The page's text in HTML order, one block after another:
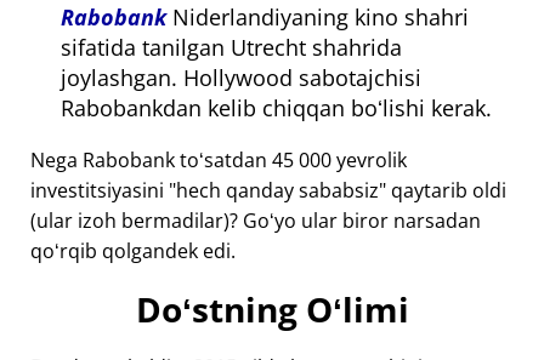
RabobankNiderlandiyaning kino shahri
sifatida tanilgan Utrecht shahrida
joylashgan. Hollywood sabotajchisi
Rabobankdan kelib chiqqan boʻlishi kerak.
Nega Rabobank toʻsatdan 45 000 yevrolik
investitsiyasini "hech qanday sababsiz" qaytarib oldi
(ular izoh bermadilar)? Goʻyo ular biror narsadan
qoʻrqib qolgandek edi.
Doʻstning Oʻlimi